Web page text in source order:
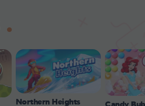
Northern Heights